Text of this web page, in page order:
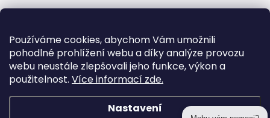
Používáme cookies, abychom Vám umožnili
pohodlné prohlížení webu a díky analýze provozu
webu neustále zlepšovali jeho funkce, výkon a
použitelnost. Více informací zde.
Nastavení